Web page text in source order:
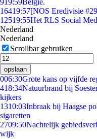
919:59Belgie.
16419:57[NOS Eredivisie
12519:55Het RLS Social
Nederland
Nederland
Scrollbar gebruiken
opslaan
006:30Grote kans op vijfde
418:34Natuurbrand bij
kijkers
1310:03Inbraak bij Haagse
sigaretten
2709:50Nachtelijk
wijk